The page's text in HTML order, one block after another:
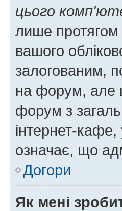
цього
лише протягом
вашого
залогованим,
на форум, але
форум з
інтернет-кафе,
означає, що
Догори
Як мені